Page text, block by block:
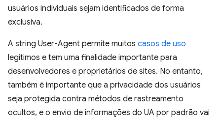
usuários individuais sejam identificados de forma
exclusiva.
A string User-Agent permite muitos casos de uso
legítimos e tem uma finalidade importante para
desenvolvedores e proprietários de sites. No entanto,
também é importante que a privacidade dos usuários
seja protegida contra métodos de rastreamento
ocultos, e o envio de informações do UA por padrão vai